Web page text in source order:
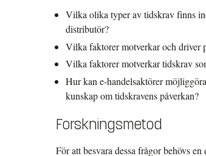
Vilka olika typer av tidskrav finns
distributör?
Vilka faktorer motverkar och driver
Vilka faktorer motverkar tidskrav
Hur kan e-handelsaktörer
kunskap om tidskravens påverkan?
Forskningsmetod
För att besvara dessa frågor behövs